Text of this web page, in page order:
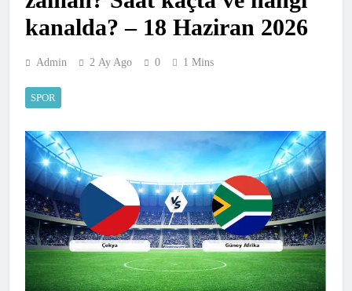
kanalda? – 18 Haziran 2026
Admin 2 Ay Ago 0 1 Mins
SPOR